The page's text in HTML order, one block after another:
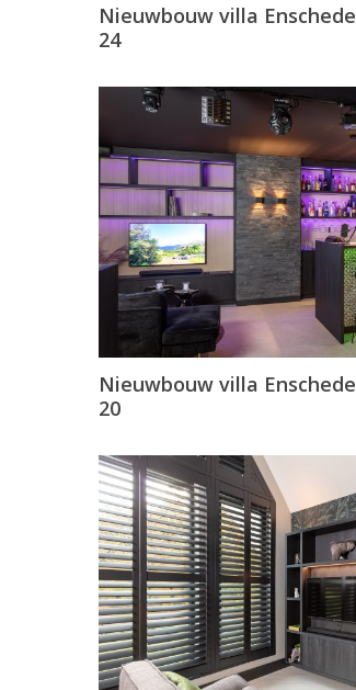
Nieuwbouw villa Enschede
24
Nieuwbouw villa Enschede
20